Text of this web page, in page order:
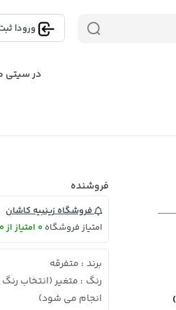
ورود|
در سیتی
فروشنده
فروشگاه زینبیه کاشان
امتیاز فروشگاه0 امتیاز از 0 رای
برند : متفرقه
رنگ : متغیر (انتخاب
انجام می شود)